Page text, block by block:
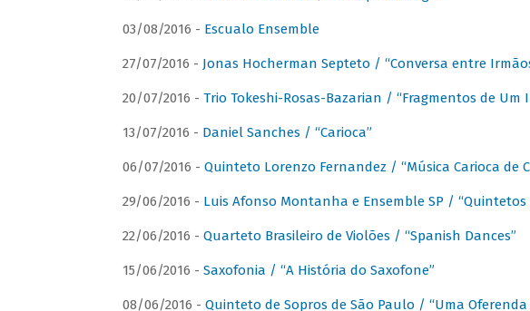
03/08/2016 - Escualo Ensemble
27/07/2016 - Jonas Hocherman Septeto / “Conversa entre
20/07/2016 - Trio Tokeshi-Rosas-Bazarian / “Fragmentos de Um
13/07/2016 - Daniel Sanches / “Carioca”
06/07/2016 - Quinteto Lorenzo Fernandez / “Música Carioca de
29/06/2016 - Luis Afonso Montanha e Ensemble SP / “Quintetos
22/06/2016 - Quarteto Brasileiro de Violões / “Spanish Dances”
15/06/2016 - Saxofonia / “A História do Saxofone”
08/06/2016 - Quinteto de Sopros de São Paulo / “Uma Oferenda